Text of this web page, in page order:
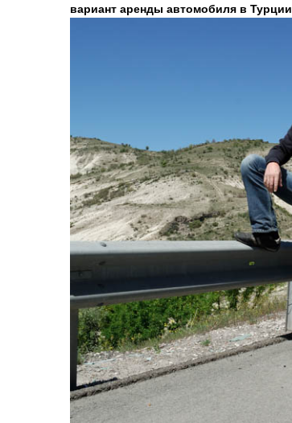
вариант аренды автомобиля в Турции